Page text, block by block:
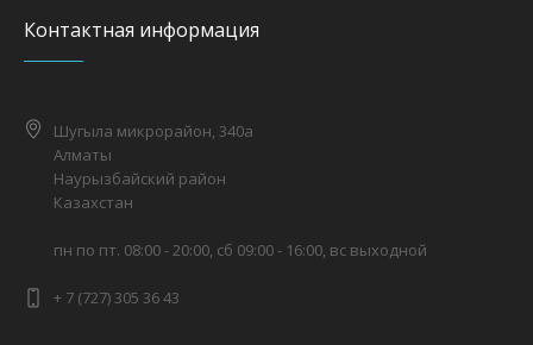
Контактная информация
Шугыла микрорайон, 340а
Алматы
Наурызбайский район
Казахстан
пн по пт. 08:00 - 20:00, сб 09:00 - 16:00, вс выходной
+ 7 (727) 305 36 43